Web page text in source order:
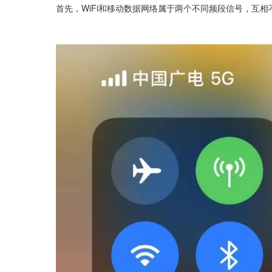
首先，WiFi和移动数据网络属于两个不同频段信号，互相